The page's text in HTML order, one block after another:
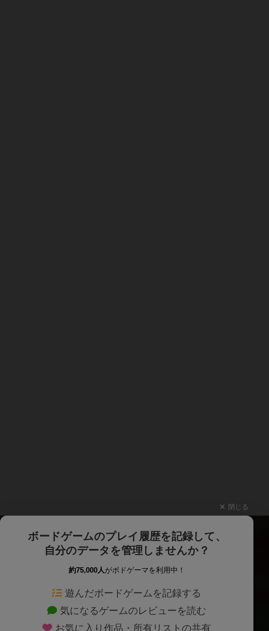
閉じる
ボードゲームのプレイ履歴を記録して、
自分のデータを管理しませんか？
約75,000人がボドゲーマを利用中！
遊んだボードゲームを記録する
気になるゲームのレビューを読む
お気に入り作品・所有リストの共有
ボードゲームを検索する 新作・再入荷情報